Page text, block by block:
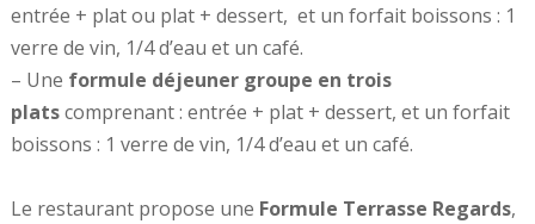
entrée + plat ou plat + dessert, et un forfait boissons : 1
verre de vin, 1/4 d’eau et un café.
– Une formule déjeuner groupe en trois
platscomprenant : entrée + plat + dessert, et un forfait
boissons : 1 verre de vin, 1/4 d’eau et un café.
Le restaurant propose une Formule Terrasse Regards,